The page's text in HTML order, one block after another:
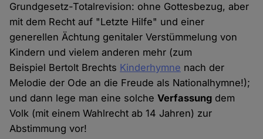
Grundgesetz-Totalrevision: ohne Gottesbezug, aber
mit dem Recht auf "Letzte Hilfe" und einer
generellen Ächtung genitaler Verstümmelung von
Kindern und vielem anderen mehr (zum
Beispiel Bertolt Brechts Kinderhymne nach der
Melodie der Ode an die Freude als Nationalhymne!);
und dann lege man eine solcheVerfassung dem
Volk (mit einem Wahlrecht ab 14 Jahren) zur
Abstimmung vor!